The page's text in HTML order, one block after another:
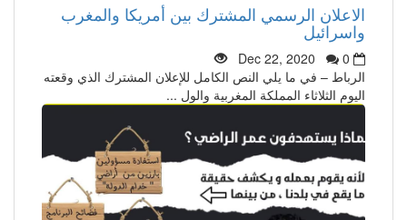
الاعلان الرسمي المشترك بين أمريكا والمغرب
واسرائيل
Dec 22, 2020
0
الرباط – في ما يلي النص الكامل للإعلان المشترك الذي وقعته
اليوم الثلاثاء المملكة المغربية والول ...